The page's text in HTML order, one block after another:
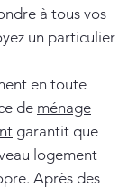
à tous vos
un particulier
en toute
de ménage
garantit que
logement
Après des